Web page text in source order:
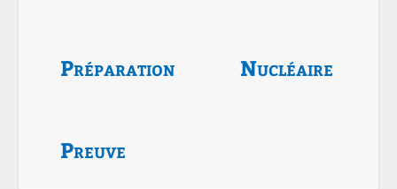
Préparation Nucléaire
Preuve